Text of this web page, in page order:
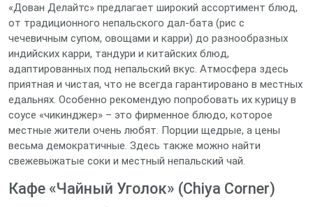
«Дован Делайтс» предлагает широкий ассортимент блюд,
от традиционного непальского дал-бата (рис с
чечевичным супом, овощами и карри) до разнообразных
индийских карри, тандури и китайских блюд,
адаптированных под непальский вкус. Атмосфера здесь
приятная и чистая, что не всегда гарантировано в местных
едальнях. Особенно рекомендую попробовать их курицу в
соусе «чикинджер» – это фирменное блюдо, которое
местные жители очень любят. Порции щедрые, а цены
весьма демократичные. Здесь также можно найти
свежевыжатые соки и местный непальский чай.
Кафе «Чайный Уголок» (Chiya Corner)